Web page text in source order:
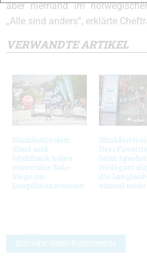
aber niemand im
„Alle sind anders“, erklärte
VERWANDTE ARTIKEL
Blinkfestivalen:
Slind und
Myhlback holen
souveräne Solo-
Siege im
Langdistanzrennen
Drei
beim
Hedegart
die
einmal mehr
Schreibe einen Kommentar